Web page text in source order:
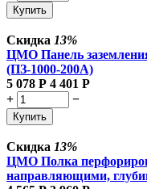
Купить
Скидка 13%
ЦМО Панель
(ПЗ-1000-200А)
5 078 Р 4 401 Р
+
−
Купить
Скидка 13%
ЦМО Полка
направляющими,